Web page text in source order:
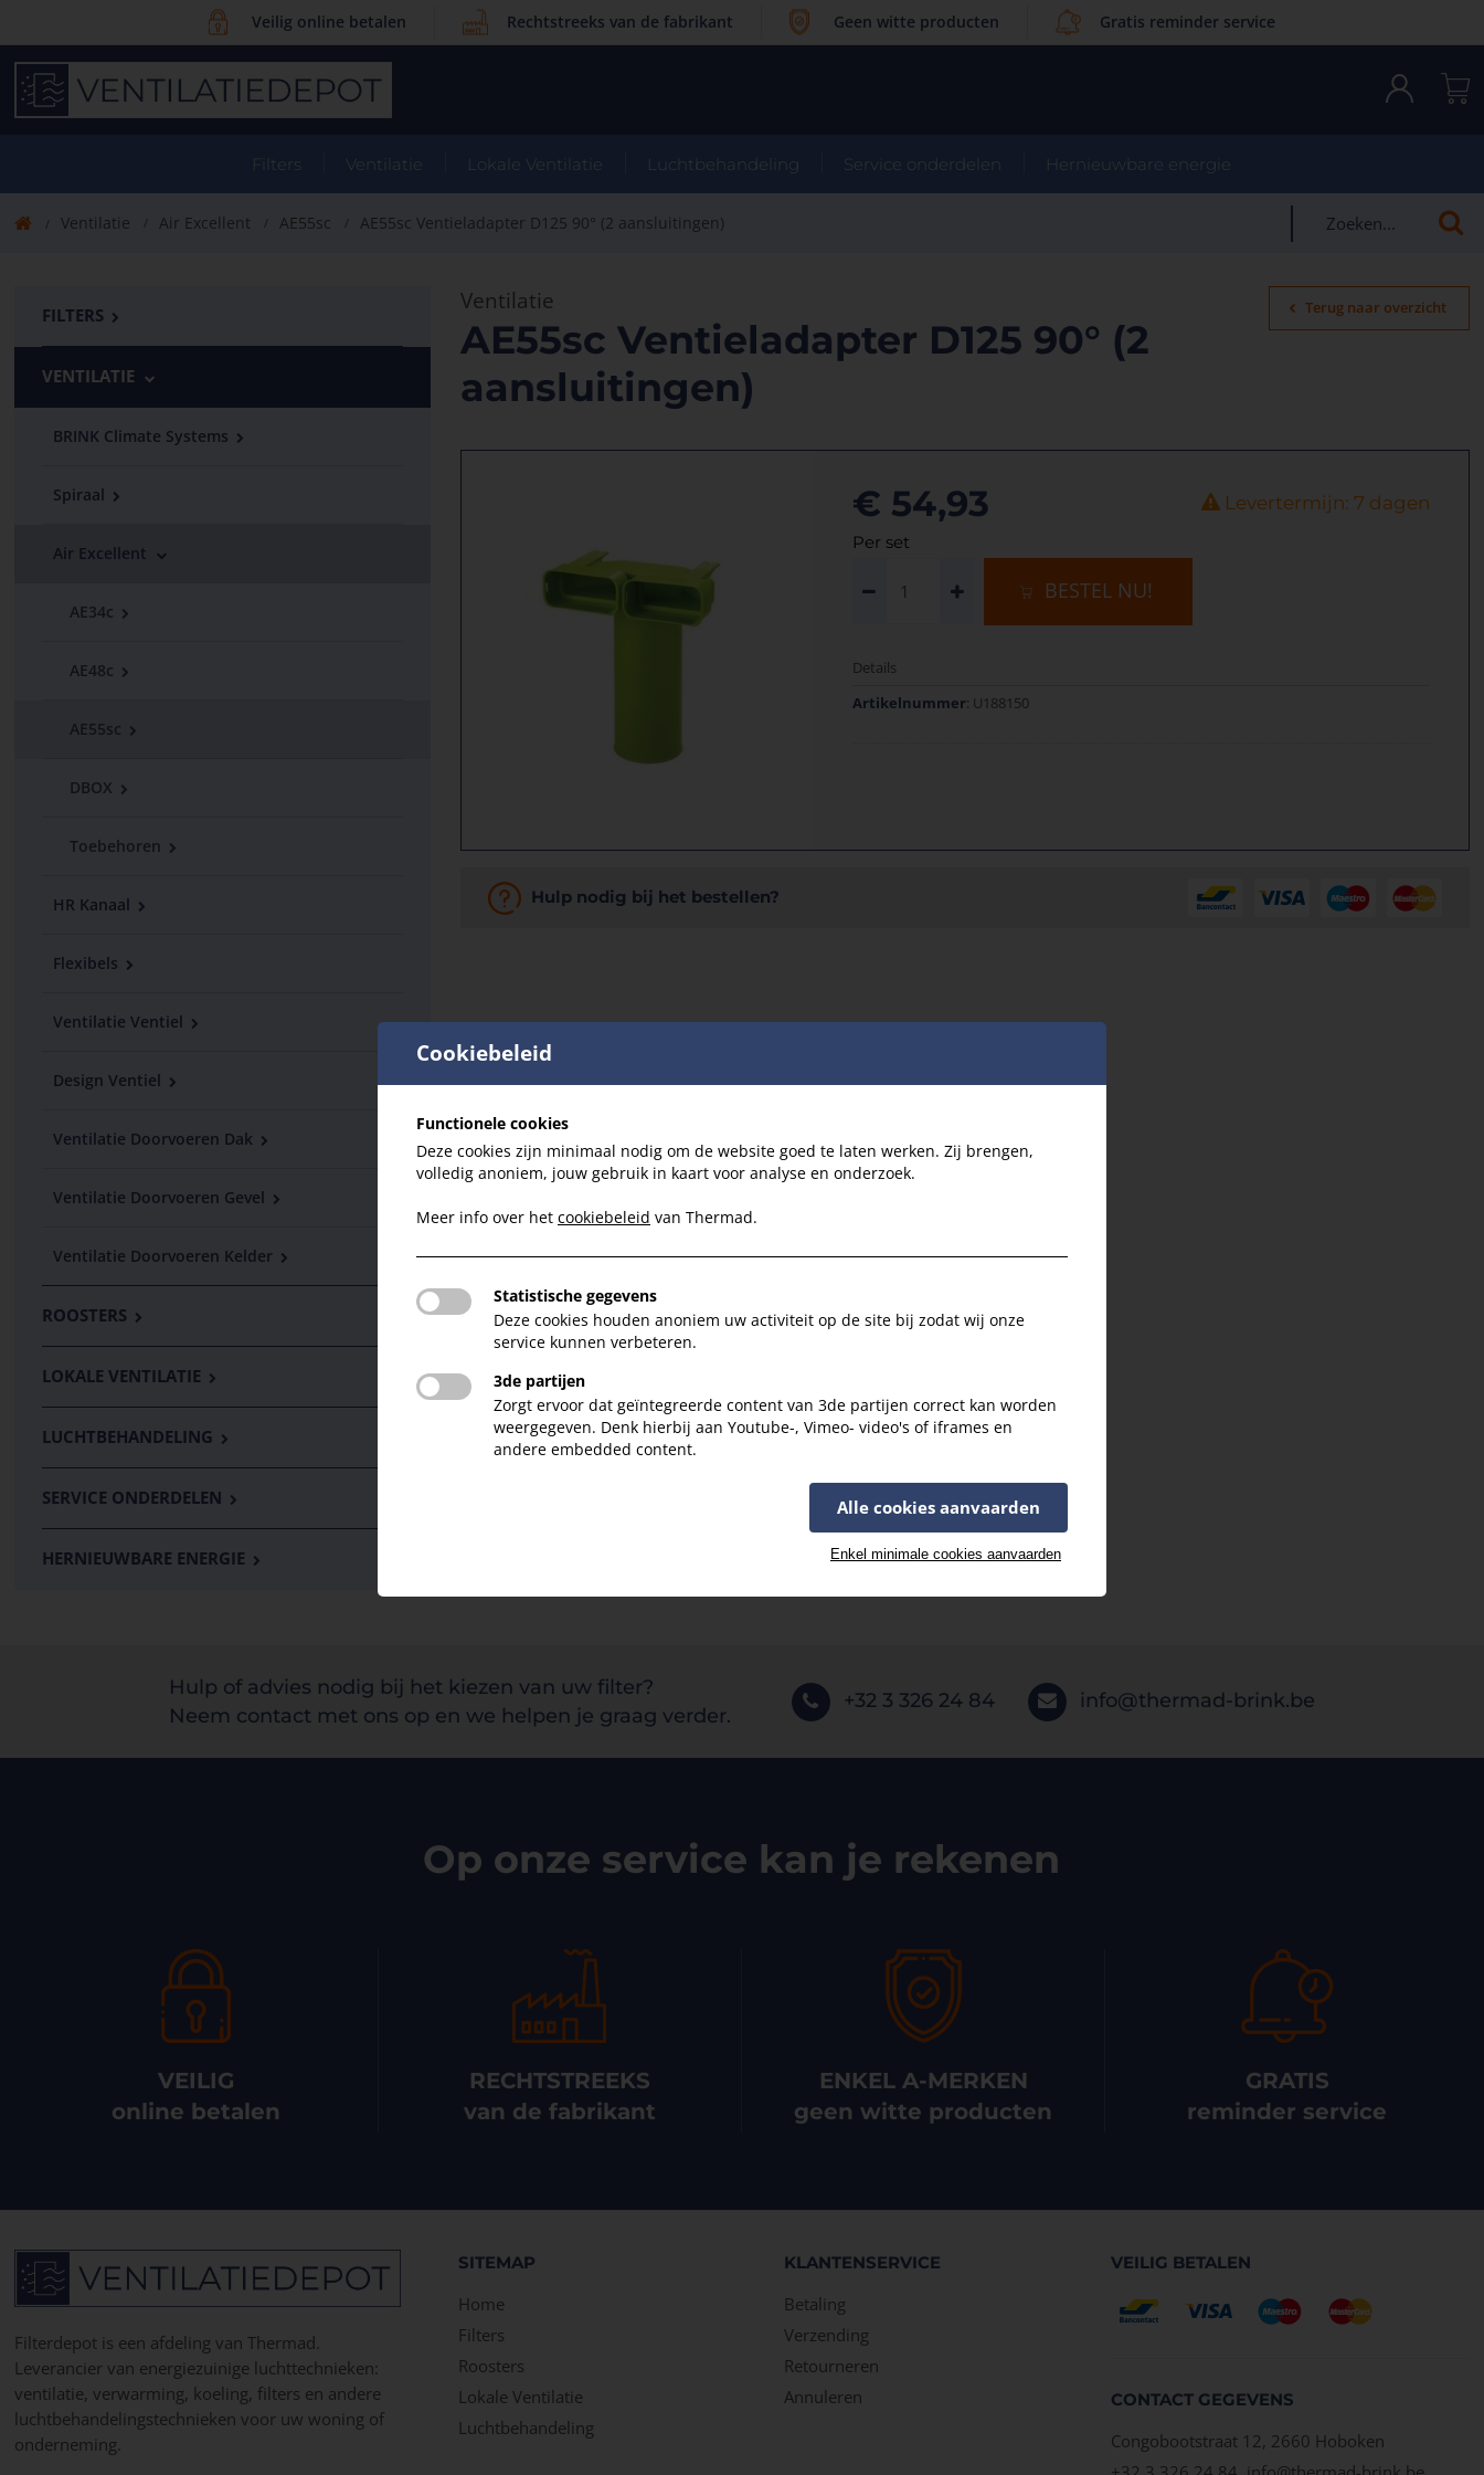
Cookiebeleid
Functionele cookies
Deze cookies zijn minimaal nodig om de website goed te laten werken. Zij brengen,
volledig anoniem, jouw gebruik in kaart voor analyse en onderzoek.
Meer info over het cookiebeleid van Thermad.
Statistische gegevens
Deze cookies houden anoniem uw activiteit op de site bij zodat wij onze
service kunnen verbeteren.
3de partijen
Zorgt ervoor dat geïntegreerde content van 3de partijen correct kan worden
weergegeven. Denk hierbij aan Youtube-, Vimeo- video's of iframes en
andere embedded content.
Alle cookies aanvaarden
Enkel minimale cookies aanvaarden
Veilig online betalen Rechtstreeks van de fabrikant Geen witte producten Gratis reminder service
Filters Ventilatie Lokale Ventilatie Luchtbehandeling Service onderdelen Hernieuwbare energie
Ventilatie Air Excellent AE55sc AE55sc Ventieladapter D125 90° (2 aansluitingen)
FILTERS
VENTILATIE
BRINK Climate Systems
Spiraal
Air Excellent
AE34c
AE48c
AE55sc
DBOX
Toebehoren
HR Kanaal
Flexibels
Ventilatie Ventiel
Design Ventiel
Ventilatie Doorvoeren Dak
Ventilatie Doorvoeren Gevel
Ventilatie Doorvoeren Kelder
ROOSTERS
LOKALE VENTILATIE
LUCHTBEHANDELING
SERVICE ONDERDELEN
HERNIEUWBARE ENERGIE
Ventilatie
AE55sc Ventieladapter D125 90° (2
aansluitingen)
Terug naar overzicht
€ 54,93
Per set
Levertermijn: 7 dagen
BESTEL NU!
Details
Artikelnummer: U188150
Hulp nodig bij het bestellen?
Hulp of advies nodig bij het kiezen van uw filter?
Neem contact met ons op en we helpen je graag verder.
+32 3 326 24 84 info@thermad-brink.be
Op onze service kan je rekenen
VEILIG
online betalen
RECHTSTREEKS
van de fabrikant
ENKEL A-MERKEN
geen witte producten
GRATIS
reminder service
Filterdepot is een afdeling van Thermad.
Leverancier van energiezuinige luchttechnieken:
ventilatie, verwarming, koeling, filters en andere
luchtbehandelingstechnieken voor uw woning of
onderneming.
SITEMAP
Home
Filters
Roosters
Lokale Ventilatie
Luchtbehandeling
KLANTENSERVICE
Betaling
Verzending
Retourneren
Annuleren
VEILIG BETALEN
CONTACT GEGEVENS
Congobootstraat 12, 2660 Hoboken